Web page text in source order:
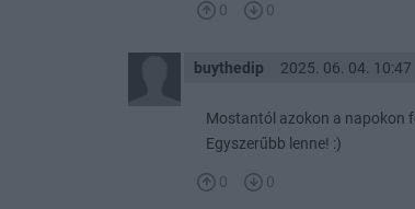
0 0
buythedip 2025. 06. 04. 10:47
Mostantól azokon a napokon
Egyszerűbb lenne! :)
0 0